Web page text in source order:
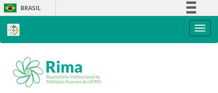
Skip
navigation
BRASIL